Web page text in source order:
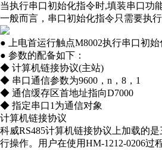
当执行串口初始化指令时,填装串口功
一般而言，串口初始化指令只需要执
● 上电首运行触点M8002执行串口初始
● 参数的配备如下：
◆ 计算机链接协议(主站)
◆ 串口通信参数为9600，n，8，1
◆ 通信缓存区首地址指向D7000
◆ 指定串口1为通信对象
计算机链接协议
科威RS485计算机链接协议上加载的
行操作。用户在使用HM-1212-0206